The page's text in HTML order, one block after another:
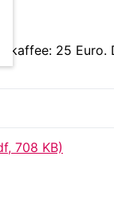
25
708 KB)